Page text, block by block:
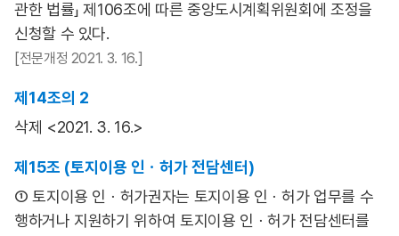
관한 법률」 제106조에 따른 중앙도시계획위원회에 조정을
신청할 수 있다.
[전문개정 2021. 3. 16.]
제14조의 2
삭제 <2021. 3. 16.>
제15조 (토지이용 인ㆍ허가 전담센터)
① 토지이용 인ㆍ허가권자는 토지이용 인ㆍ허가 업무를 수
행하거나 지원하기 위하여 토지이용 인ㆍ허가 전담센터를